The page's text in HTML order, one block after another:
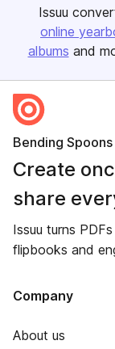
Issuu
online
albums and
Bending Spoons
Create
share
Issuu turns
flipbooks and
Company
About us